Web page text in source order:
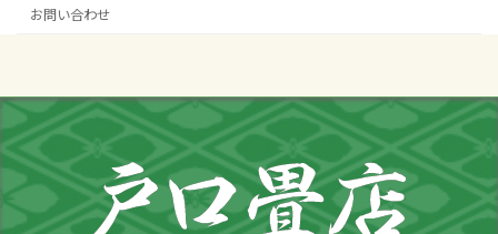
お問い合わせ